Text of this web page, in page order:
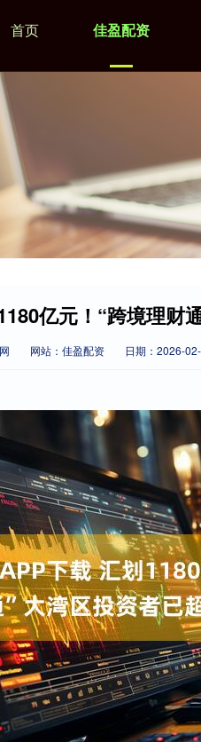
首页 佳盈配资
亿元！“跨境理财
网站：佳盈配资 日期：2026-